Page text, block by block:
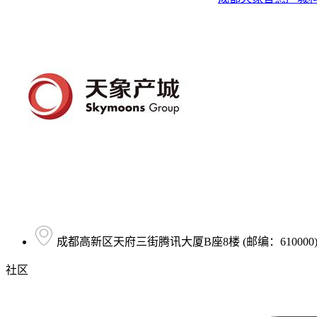
成都高新区天府三街腾讯大厦B座8楼 (邮编：610000)
社区